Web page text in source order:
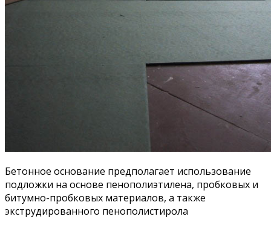
Бетонное основание предполагает использование
подложки на основе пенополиэтилена, пробковых и
битумно-пробковых материалов, а также
экструдированного пенополистирола